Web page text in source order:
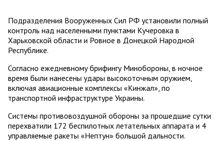
Подразделения Вооруженных Сил РФ установили полный
контроль над населенными пунктами Кучеровка в
Харьковской области и Ровное в Донецкой Народной
Республике.
Согласно ежедневному брифингу Минобороны, в ночное
время были нанесены удары высокоточным оружием,
включая авиационные комплексы «Кинжал», по
транспортной инфраструктуре Украины.
Системы противовоздушной обороны за прошедшие сутки
перехватили 172 беспилотных летательных аппарата и 4
управляемые ракеты «Нептун» большой дальности.